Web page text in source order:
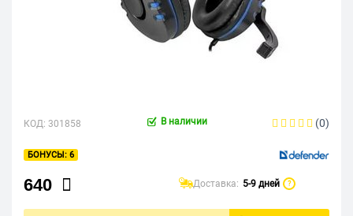
КОД: 301858 В наличии (0)
6
640 Доставка: 5-9 дней ?